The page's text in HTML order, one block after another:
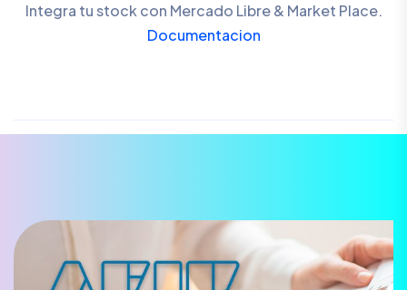
Integra tu stock con Mercado Libre & Market Place.
Documentacion